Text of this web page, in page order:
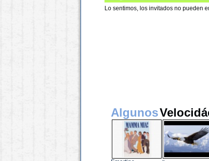
Lo sentimos, los invitados no pueden
Algunos